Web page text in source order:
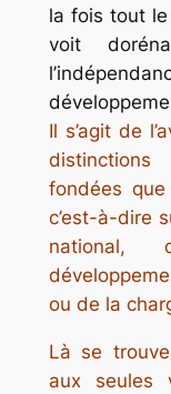
la fois tout
voit
Il s’agit de
fondées
c’est-à-dire
national,
ou de la
Là se
aux seules